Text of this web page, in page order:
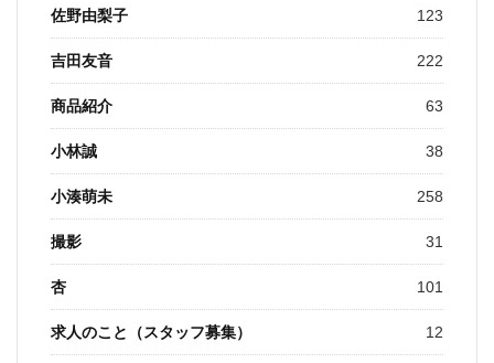
佐野由梨子 123
吉田友音 222
商品紹介 63
小林誠 38
小湊萌未 258
撮影 31
杏 101
求人のこと（スタッフ募集） 12